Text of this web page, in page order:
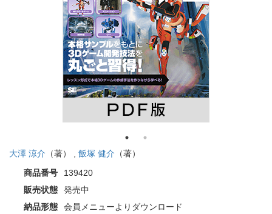
大澤 涼介 （著） , 飯塚 健介 （著）
商品番号
139420
販売状態
発売中
納品形態
会員メニューよりダウンロード